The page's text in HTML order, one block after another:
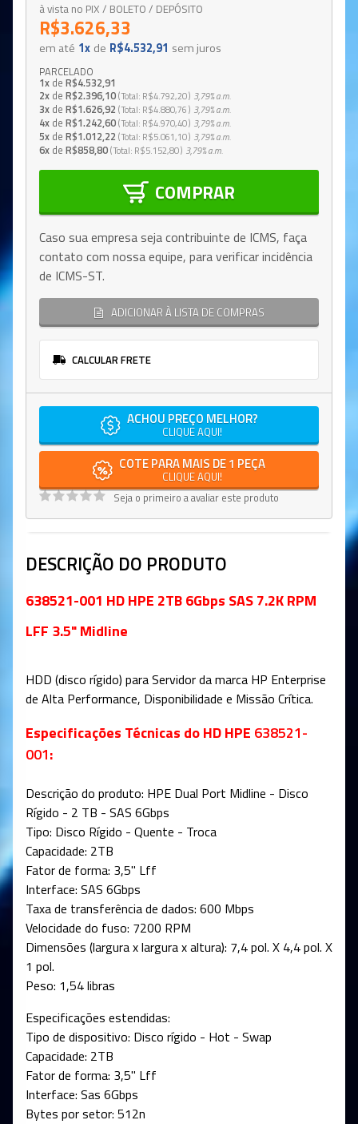
à vista no PIX / BOLETO / DEPÓSITO
R$3.626,33
em até 1x de R$4.532,91 sem juros
PARCELADO
1x de R$4.532,91
2x de R$2.396,10 Total R$4.792,20 3,79%a.m.
3x de R$1.626,92 Total R$4.880,76 3,79%a.m.
4x de R$1.242,60 Total R$4.970,40 3,79%a.m.
5x de R$1.012,22 Total R$5.061,10 3,79%a.m.
6x de R$858,80 Total R$5.152,80 3,79%a.m.
COMPRAR
Caso sua empresa seja contribuinte de ICMS, faça
contato com nossa equipe, para verificar incidência
de ICMS-ST.
ADICIONAR À LISTA DE COMPRAS
CALCULAR FRETE
ACHOU PREÇO MELHOR?
CLIQUE AQUI!
COTE PARA MAIS DE 1 PEÇA
CLIQUE AQUI!
Seja o primeiro a avaliar este produto
DESCRIÇÃO DO PRODUTO
638521-001 HD HPE 2TB 6Gbps SAS 7.2K RPM
LFF 3.5" Midline
HDD (disco rígido) para Servidor da marca HP Enterprise
de Alta Performance, Disponibilidade e Missão Crítica.
Especificações Técnicas do HD HPE 638521-
001:
Descrição do produto: HPE Dual Port Midline - Disco
Rígido - 2 TB - SAS 6Gbps
Tipo: Disco Rígido - Quente - Troca
Capacidade: 2TB
Fator de forma: 3,5" Lff
Interface: SAS 6Gbps
Taxa de transferência de dados: 600 Mbps
Velocidade do fuso: 7200 RPM
Dimensões (largura x largura x altura): 7,4 pol. X 4,4 pol. X
1 pol.
Peso: 1,54 libras
Especificações estendidas:
Tipo de dispositivo: Disco rígido - Hot - Swap
Capacidade: 2TB
Fator de forma: 3,5" Lff
Interface: Sas 6Gbps
Bytes por setor: 512n